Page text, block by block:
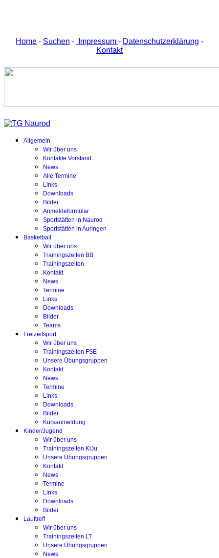
Home - Suchen - Impressum - Datenschutzerklärung -
Kontakt
Allgemein
Wir über uns
Kontakte Vorstand
News
Alle Termine
Links
Downloads
Bilder
Anmeldeformular
Sportstätten in Naurod
Sportstätten in Auringen
Basketball
Wir über uns
Trainingszeiten BB
Trainingszeiten
Kontakt
News
Termine
Links
Downloads
Bilder
Teams
Freizeitsport
Wir über uns
Trainingszeiten FSE
Unsere Übungsgruppen
Kontakt
News
Termine
Links
Downloads
Bilder
Kursanmeldung
Kinder/Jugend
Wir über uns
Trainingszeiten KiJu
Unsere Übungsgruppen
Kontakt
News
Termine
Links
Downloads
Bilder
Lauftreff
Wir über uns
Trainingszeiten LT
Unsere Übungsgruppen
News